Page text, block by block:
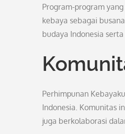
Program-program
kebaya sebagai
budaya Indonesia
Perhimpunan
Indonesia. Komunitas
juga berkolaborasi